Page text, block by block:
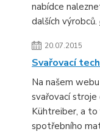
nabídce
dalších výrobců.
20.07.2015
Svařovací
Na našem
svařovací
Kühtreiber, a
spotřebního